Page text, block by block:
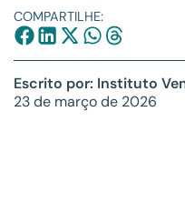
COMPARTILHE:
Escrito por: Instituto
23 de março de 2026